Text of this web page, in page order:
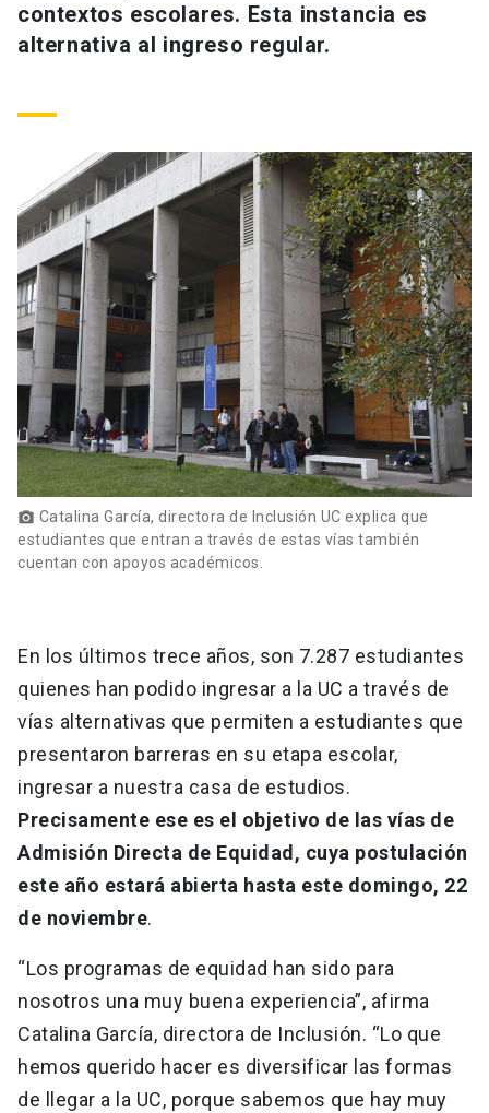
Estudiantes
Alumni launch
Padres y familia
Vecinos launch
ACCESOS DIRECTOS
Correo UC launch
Mi Portal UC
Medios Biblioteca
Donaciones launch
contextos escolares. Esta instancia es
alternativa al ingreso regular.
photo_camera Catalina García, directora de Inclusión UC explica que
estudiantes que entran a través de estas vías también
cuentan con apoyos académicos.
En los últimos trece años, son 7.287 estudiantes
quienes han podido ingresar a la UC a través de
vías alternativas que permiten a estudiantes que
presentaron barreras en su etapa escolar,
ingresar a nuestra casa de estudios.
Precisamente ese es el objetivo de las vías de
Admisión Directa de Equidad, cuya postulación
este año estará abierta hasta este domingo, 22
de noviembre.
“Los programas de equidad han sido para
nosotros una muy buena experiencia”, afirma
Catalina García, directora de Inclusión. “Lo que
hemos querido hacer es diversificar las formas
de llegar a la UC, porque sabemos que hay muy